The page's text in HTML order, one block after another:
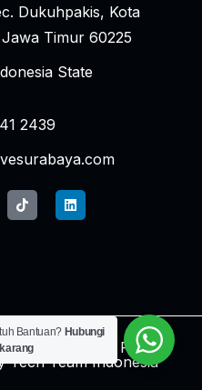
Dukuhpakis, Kota
Timur 60225
State
2439
© 2024 ALL RIGHT
Tech Team Indonesia
Bantuan? Hubungi